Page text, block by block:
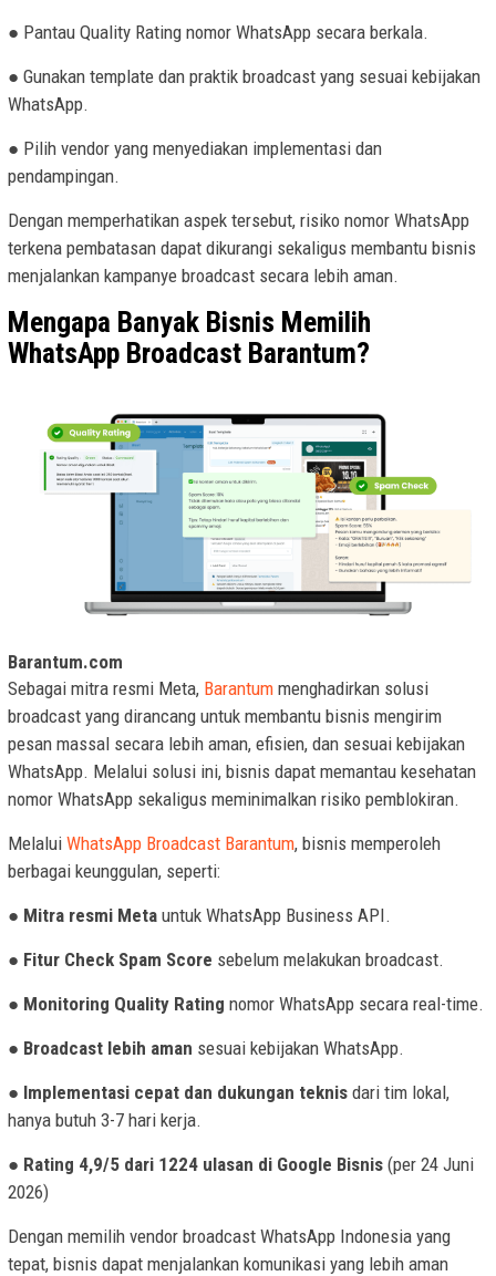
● Pantau Quality Rating nomor WhatsApp secara berkala.
● Gunakan template dan praktik broadcast yang sesuai kebijakan
WhatsApp.
● Pilih vendor yang menyediakan implementasi dan
pendampingan.
Dengan memperhatikan aspek tersebut, risiko nomor WhatsApp
terkena pembatasan dapat dikurangi sekaligus membantu bisnis
menjalankan kampanye broadcast secara lebih aman.
Mengapa Banyak Bisnis Memilih
WhatsApp Broadcast Barantum?
Barantum.com
Sebagai mitra resmi Meta, Barantum menghadirkan solusi
broadcast yang dirancang untuk membantu bisnis mengirim
pesan massal secara lebih aman, efisien, dan sesuai kebijakan
WhatsApp. Melalui solusi ini, bisnis dapat memantau kesehatan
nomor WhatsApp sekaligus meminimalkan risiko pemblokiran.
Melalui WhatsApp Broadcast Barantum, bisnis memperoleh
berbagai keunggulan, seperti:
● Mitra resmi Meta untuk WhatsApp Business API.
● Fitur Check Spam Score sebelum melakukan broadcast.
● Monitoring Quality Rating nomor WhatsApp secara real-time.
● Broadcast lebih aman sesuai kebijakan WhatsApp.
● Implementasi cepat dan dukungan teknis dari tim lokal,
hanya butuh 3-7 hari kerja.
● Rating 4,9/5 dari 1224 ulasan di Google Bisnis (per 24 Juni
2026)
Dengan memilih vendor broadcast WhatsApp Indonesia yang
tepat, bisnis dapat menjalankan komunikasi yang lebih aman